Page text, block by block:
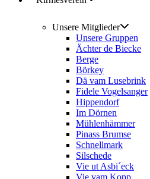
Unsere Mitglieder
Unsere Gruppen
Ächter de Biecke
Berge
Börkey
Dä vam Lusebrink
Fidele Vogelsanger
Hippendorf
Im Dörnen
Mühlenhämmer
Pinass Brumse
Schnellmark
Silschede
Vie ut Asbi´eck